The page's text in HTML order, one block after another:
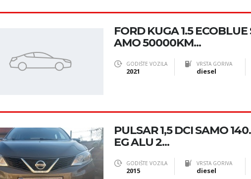
FORD KUGA 1.5 ECOBLUE
AMO 50000KM...
GODIŠTE VOZILA
2021
VRSTA GORIVA
diesel
PULSAR 1,5 DCI SAMO
EG ALU 2...
GODIŠTE VOZILA
2015
VRSTA GORIVA
diesel